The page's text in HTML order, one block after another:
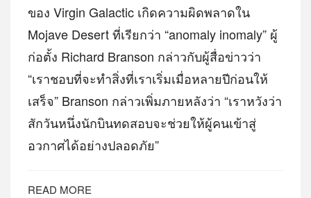
ของ Virgin Galactic เกิดความผิดพลาดใน
Mojave Desert ที่เรียกว่า “anomaly inomaly” ผู้
ก่อตั้ง Richard Branson กล่าวกับผู้สื่อข่าวว่า
“เราชอบที่จะทำสิ่งที่เราเริ่มเมื่อหลายปีก่อนให้
เสร็จ” Branson กล่าวเพิ่มภายหลังว่า “เราหวังว่า
สักวันหนึ่งนักบินทดสอบจะช่วยให้ผู้คนเข้าสู่
อวกาศได้อย่างปลอดภัย”
READ MORE